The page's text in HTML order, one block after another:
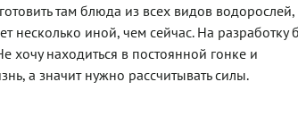
там блюда из всех видов
несколько иной, чем сейчас. На разработку
хочу находиться в постоянной гонке и
а значит нужно рассчитывать силы.